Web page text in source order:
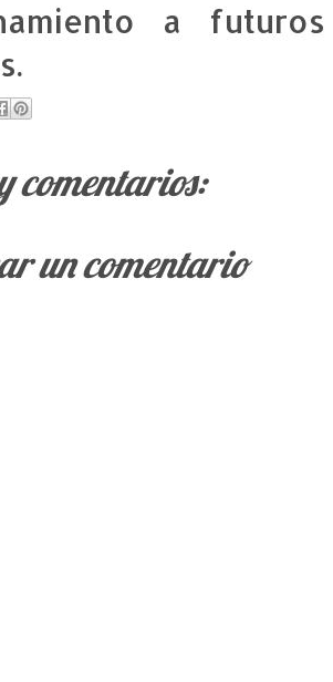
a
comentarios:
un comentario